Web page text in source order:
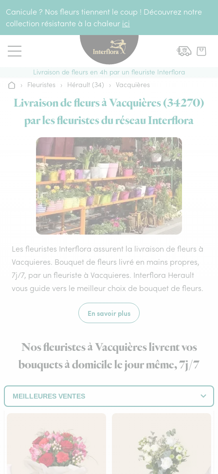
Canicule ? Nos fleurs tiennent le coup ! Découvrez notre
collection résistante à la chaleur ici
Livraison de fleurs en 4h par un fleuriste Interflora
Accueil
› Fleuristes › Hérault (34) › Vacquières
Livraison de fleurs à Vacquières (34270)
par les fleuristes du réseau Interflora
Les fleuristes Interflora assurent la livraison de fleurs à
Vacquieres. Bouquet de fleurs livré en mains propres,
7j/7, par un fleuriste à Vacquieres. Interflora Herault
vous guide vers le meilleur choix de bouquet de fleurs.
En savoir plus
Nos fleuristes à Vacquières livrent vos
bouquets à domicile le jour même, 7j/7